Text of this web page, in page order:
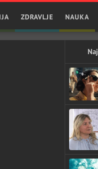
ZDRAVLJE NAUKA